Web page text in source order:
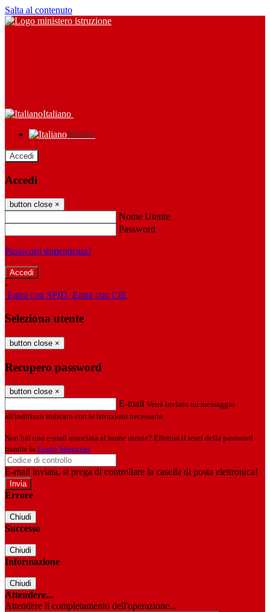
Salta al contenuto
Italiano
Italiano
Accedi
Accedi
button close ×
Nome Utente
Password
Password dimenticata?
-
Entra con SPID Entra con CIE
Seleziona utente
button close ×
Recupero password
button close ×
E-mail Verrà inviato un messaggio
all'indirizzo indicato con le istruzioni necessarie.
Non hai una e-mail associata al nome utente? Effettua il reset della password
tramite la Login Spaggiari
E-mail inviata, si prega di controllare la casella di posta elettronica!
Errore
Chiudi
Successo
Chiudi
Informazione
Chiudi
Attendere...
Attendere il completamento dell'operazione...